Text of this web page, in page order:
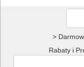
>
Rabaty i